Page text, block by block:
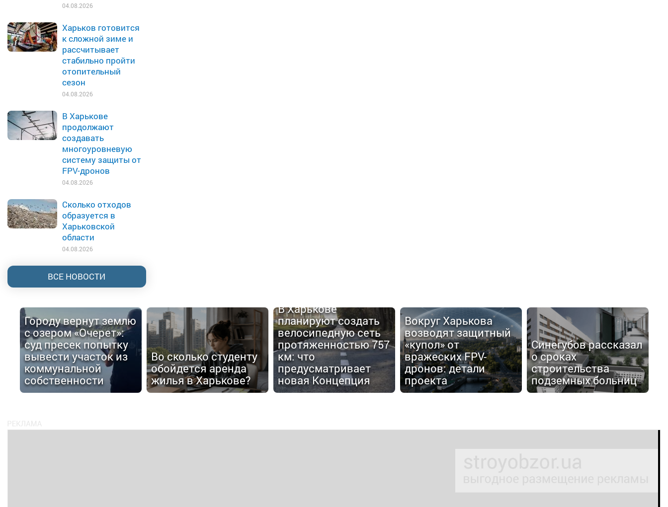
04.08.2026
Харьков готовится
к сложной зиме и
рассчитывает
стабильно пройти
отопительный
сезон
04.08.2026
В Харькове
продолжают
создавать
многоуровневую
систему защиты от
FPV-дронов
04.08.2026
Сколько отходов
образуется в
Харьковской
области
04.08.2026
ВСЕ НОВОСТИ
Городу вернут землю
с озером «Очерет»:
суд пресек попытку
вывести участок из
коммунальной
собственности
Во сколько студенту
обойдется аренда
жилья в Харькове?
В Харькове
планируют создать
велосипедную сеть
протяженностью 757
км: что
предусматривает
новая Концепция
Вокруг Харькова
возводят защитный
«купол» от
вражеских FPV-
дронов: детали
проекта
Синегубов рассказал
о сроках
строительства
подземных больниц